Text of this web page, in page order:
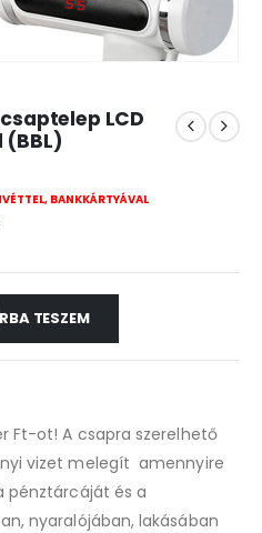
LCD
BANKKÁRTYÁVAL
TESZEM
Ft-ot! A csapra szerelhető
vizet melegít amennyire
pénztárcáját és a
nyaralójában, lakásában